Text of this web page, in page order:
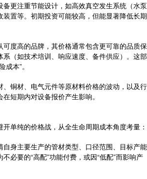
更注重节能设计，如高效真空发生系统（水泵
置等。初期投资可能较高，但能显著降低长期
可度高的品牌，其价格通常包含更可靠的品质保
系（如技术培训、响应速度、备件供应）。这部
本”。
、铜材、电气元件等原材料价格的波动，以及行
短期内对设备报价产生影响。
单纯的价格战，从全生命周期成本角度考量：
自身主要生产的管材类型、口径范围、目标产能
必要的“高配”功能付费，或因“低配”而影响产